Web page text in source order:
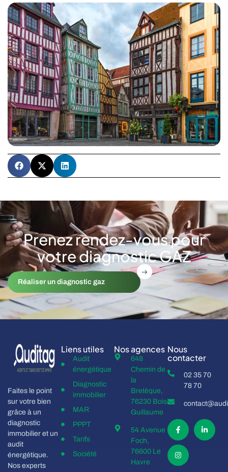
Prenez rendez-vous pour
votre diagnostic GAZ
Réaliser un diagnostic gaz
Faites le point
sur votre bien
grâce à un
diagnostic
immobilier et un
audit
énergétique.
Nos experts
Liens utiles
Audit
énergétique
Diagnostic
immobilier
MAR
PPPT
Tarifs
Société
Nos agences
648
Chemin de
la
Bretèque,
76230 Bois
Guillaume
54 Avenue
Foch,
76600 Le
Havre
Nous
contacter
02 35 70
78 70